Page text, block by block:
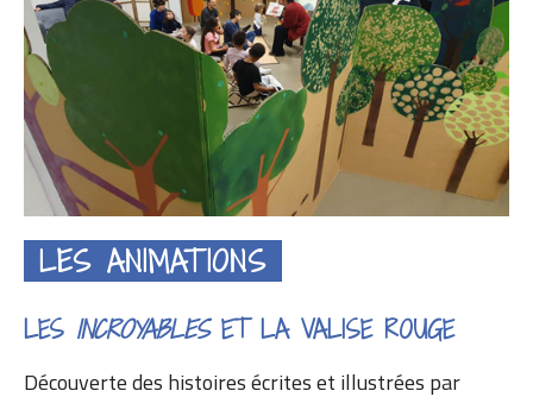
LES ANIMATIONS
LES INCROYABLESET LA VALISE ROUGE
Découverte des histoires écrites et illustrées par